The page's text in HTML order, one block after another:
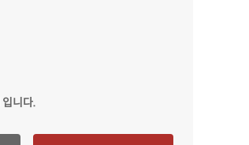
재질 설명
입니다.